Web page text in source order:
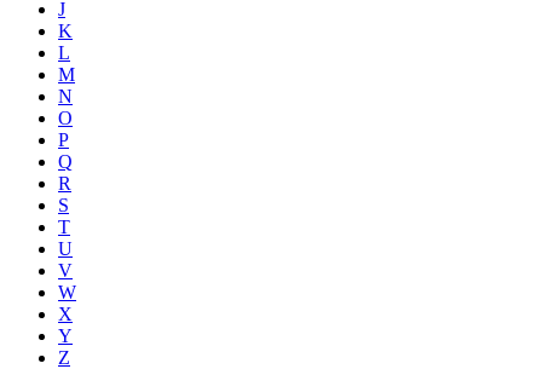
J
K
L
M
N
O
P
Q
R
S
T
U
V
W
X
Y
Z